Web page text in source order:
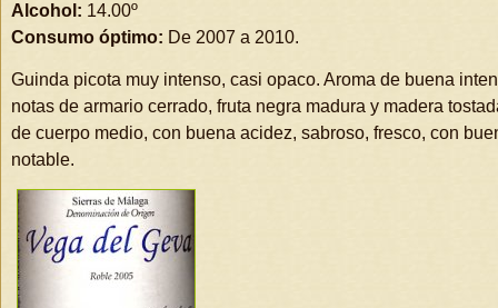
Alcohol: 14.00º
Consumo óptimo: De 2007 a 2010.
Guinda picota muy intenso, casi opaco. Aroma de buena
notas de armario cerrado, fruta negra madura y madera
de cuerpo medio, con buena acidez, sabroso, fresco, con
notable.